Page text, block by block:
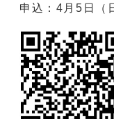
申込：4月5日（